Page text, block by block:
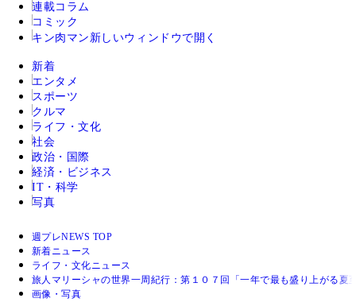
連載コラム
コミック
キン肉マン 新しいウィンドウで開く
新着
エンタメ
スポーツ
クルマ
ライフ・文化
社会
政治・国際
経済・ビジネス
IT・科学
写真
週プレNEWS TOP
新着ニュース
ライフ・文化ニュース
旅人マリーシャの世界一周紀行：第１０７回「一年で最も盛り上がる夏
画像・写真